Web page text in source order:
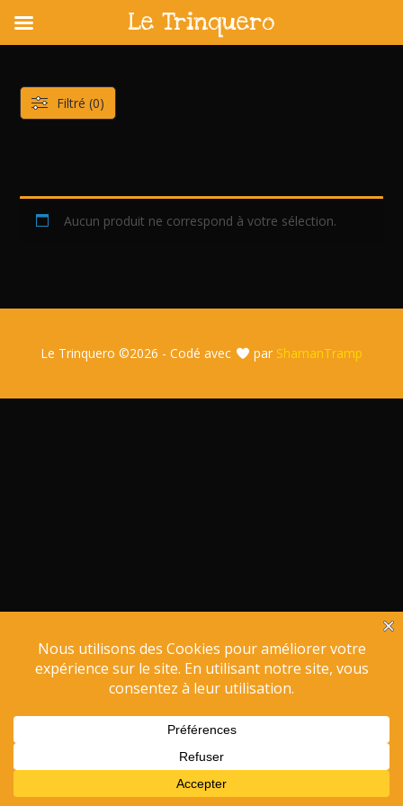
content
Aucun produit ne correspond à votre sélection.
Filtré (0)
Le Trinquero ©2026 - Codé avec par ShamanTramp
Le Trinquero